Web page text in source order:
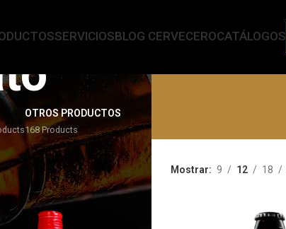
SERVICIOSBLOG CERVECEROCATÁLOGOS
OTROS PRODUCTOS
168 Products
Mostrar 9 12 18